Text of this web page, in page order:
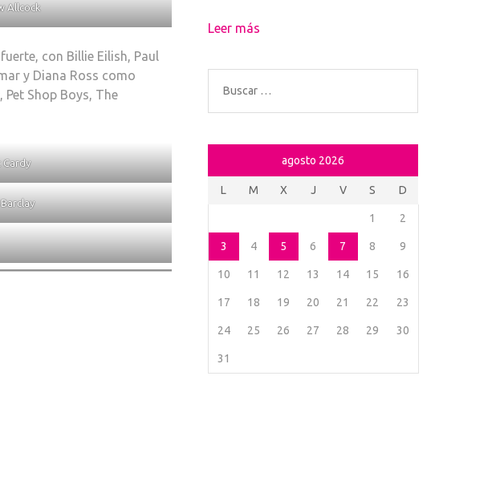
Allcock
con Billie Eilish, Paul
y Diana Ross como
Shop Boys, The
Leer más
Buscar:
agosto 2026
L M X J V S D
1 2
3 4 5 6 7 8 9
10 11 12 13 14 15 16
17 18 19 20 21 22 23
24 25 26 27 28 29 30
31